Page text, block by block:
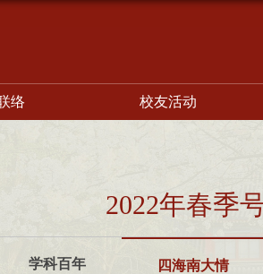
络 校友活动
2022年春季
学科百年 四海南大情